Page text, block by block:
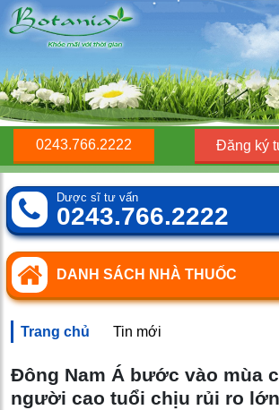
0243.766.2222 Đăng ký
Dược sĩ tư vấn
0243.766.2222
DANH SÁCH NHÀ THUỐC
Trang chủ Tin mới
Đông Nam Á bước vào mùa
người cao tuổi chịu rủi ro